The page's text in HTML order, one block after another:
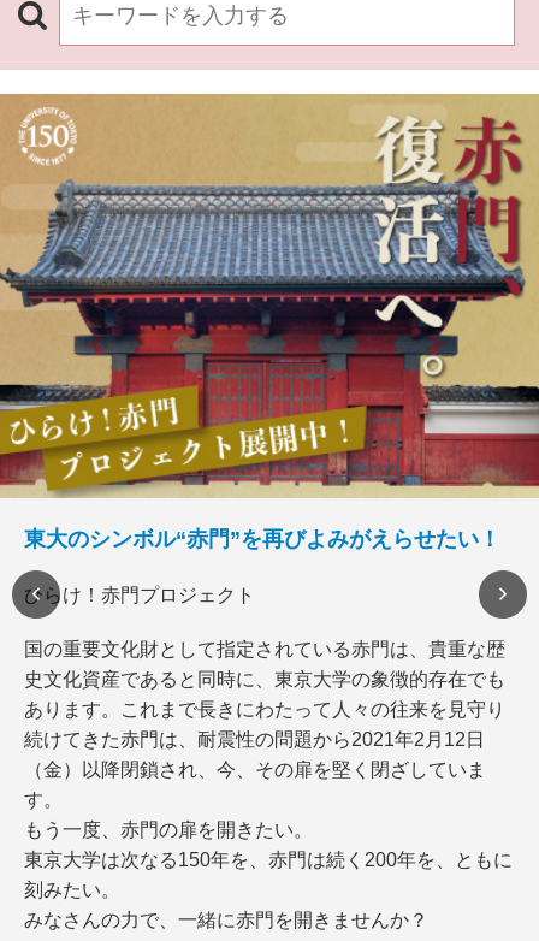
東大のシンボル“赤門”を再びよみがえらせたい！
ひらけ！赤門プロジェクト
国の重要文化財として指定されている赤門は、貴重な歴
史文化資産であると同時に、東京大学の象徴的存在でも
あります。これまで長きにわたって人々の往来を見守り
続けてきた赤門は、耐震性の問題から2021年2月12日
（金）以降閉鎖され、今、その扉を堅く閉ざしていま
す。
もう一度、赤門の扉を開きたい。
東京大学は次なる150年を、赤門は続く200年を、ともに
刻みたい。
みなさんの力で、一緒に赤門を開きませんか？